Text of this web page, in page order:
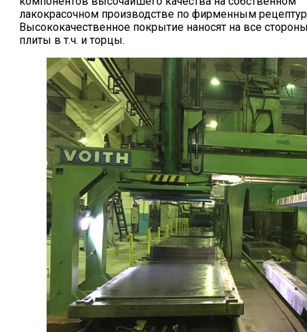
лакокрасочном производстве по фирменным
Высококачественное покрытие наносят на все
плиты в т.ч. и торцы.